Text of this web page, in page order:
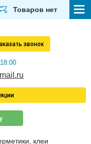
Товаров нет
звонок
клеи